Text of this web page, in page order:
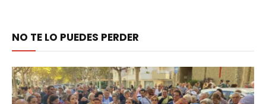
NO TE LO PUEDES PERDER